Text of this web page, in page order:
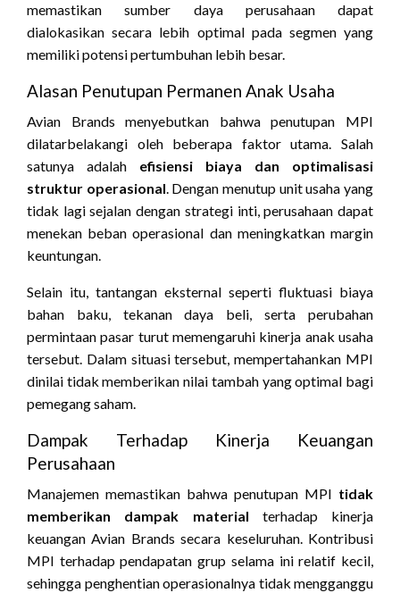
memastikan sumber daya perusahaan dapat
dialokasikan secara lebih optimal pada segmen yang
memiliki potensi pertumbuhan lebih besar.
Alasan Penutupan Permanen Anak Usaha
Avian Brands menyebutkan bahwa penutupan MPI
dilatarbelakangi oleh beberapa faktor utama. Salah
satunya adalah efisiensi biaya dan optimalisasi
struktur operasional. Dengan menutup unit usaha yang
tidak lagi sejalan dengan strategi inti, perusahaan dapat
menekan beban operasional dan meningkatkan margin
keuntungan.
Selain itu, tantangan eksternal seperti fluktuasi biaya
bahan baku, tekanan daya beli, serta perubahan
permintaan pasar turut memengaruhi kinerja anak usaha
tersebut. Dalam situasi tersebut, mempertahankan MPI
dinilai tidak memberikan nilai tambah yang optimal bagi
pemegang saham.
Dampak Terhadap Kinerja Keuangan
Perusahaan
Manajemen memastikan bahwa penutupan MPI tidak
memberikan dampak material terhadap kinerja
keuangan Avian Brands secara keseluruhan. Kontribusi
MPI terhadap pendapatan grup selama ini relatif kecil,
sehingga penghentian operasionalnya tidak mengganggu